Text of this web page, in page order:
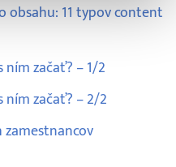
obsahu: 11 typov content
začať? – 1/2
ním začať? – 2/2